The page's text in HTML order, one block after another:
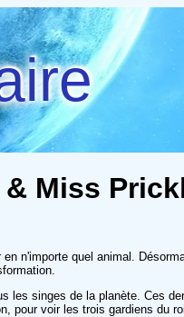
Miss
n'importe quel animal.
singes de la planète. Ces
voir les trois gardiens du